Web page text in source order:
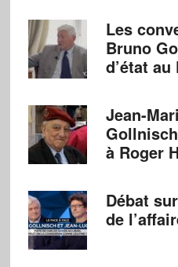
Les
Bruno
d’état
Jean-
à Roger
Débat
de